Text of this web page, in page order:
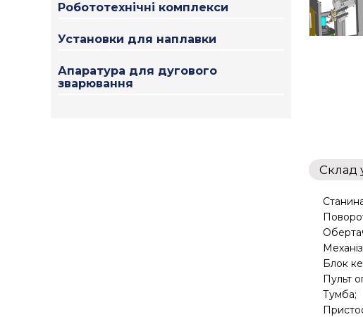
Робототехнічні комплекси
Установки для наплавки
Апаратура для дугового
зварювання
Склад
Блок
Пульт
Тумба;